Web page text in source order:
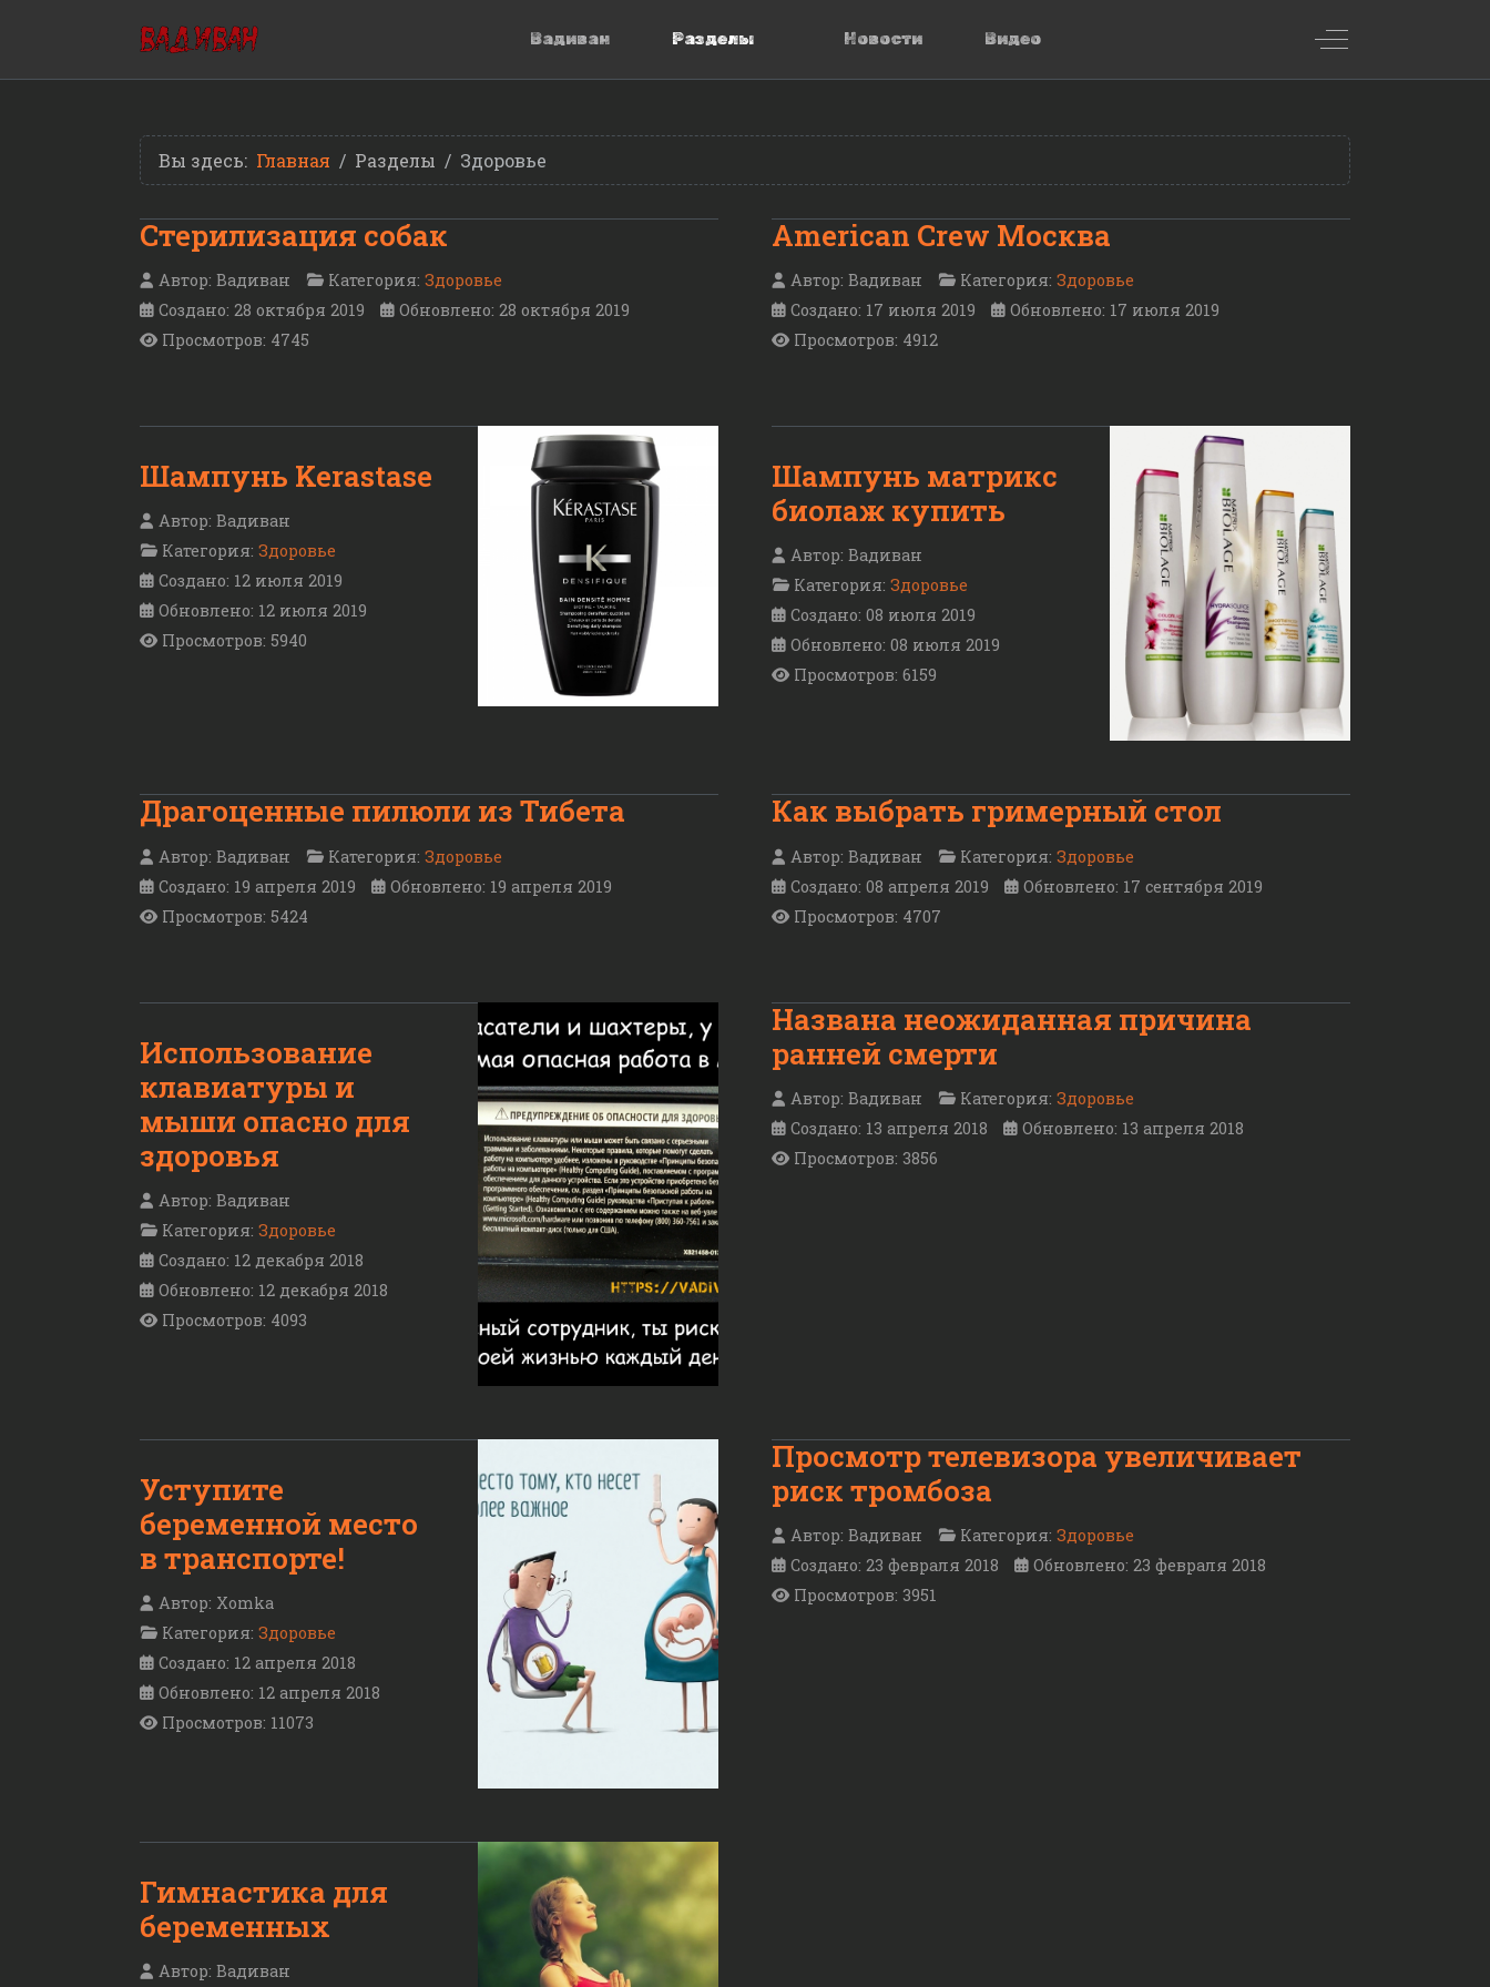
Вадиван Разделы Новости Видео Off-Canvas
Вы здесь: Главная Разделы Здоровье
Стерилизация собак
Автор: Вадиван Категория: Здоровье
Создано: 28 октября 2019
Обновлено: 28 октября 2019
Просмотров: 4745
American Crew Москва
Автор: Вадиван Категория: Здоровье
Создано: 17 июля 2019
Обновлено: 17 июля 2019
Просмотров: 4912
Шампунь Kerastase
Автор: Вадиван
Категория: Здоровье
Создано: 12 июля 2019
Обновлено: 12 июля 2019
Просмотров: 5940
Шампунь матрикс
биолаж купить
Автор: Вадиван
Категория: Здоровье
Создано: 08 июля 2019
Обновлено: 08 июля 2019
Просмотров: 6159
Драгоценные пилюли из Тибета
Автор: Вадиван Категория: Здоровье
Создано: 19 апреля 2019
Обновлено: 19 апреля 2019
Просмотров: 5424
Как выбрать гримерный стол
Автор: Вадиван Категория: Здоровье
Создано: 08 апреля 2019
Обновлено: 17 сентября 2019
Просмотров: 4707
Использование
клавиатуры и
мыши опасно для
здоровья
Автор: Вадиван
Категория: Здоровье
Создано: 12 декабря 2018
Обновлено: 12 декабря 2018
Просмотров: 4093
Названа неожиданная причина
ранней смерти
Автор: Вадиван Категория: Здоровье
Создано: 13 апреля 2018
Обновлено: 13 апреля 2018
Просмотров: 3856
Уступите
беременной место
в транспорте!
Автор: Xomka
Категория: Здоровье
Создано: 12 апреля 2018
Обновлено: 12 апреля 2018
Просмотров: 11073
Просмотр телевизора увеличивает
риск тромбоза
Автор: Вадиван Категория: Здоровье
Создано: 23 февраля 2018
Обновлено: 23 февраля 2018
Просмотров: 3951
Гимнастика для
беременных
Автор: Вадиван